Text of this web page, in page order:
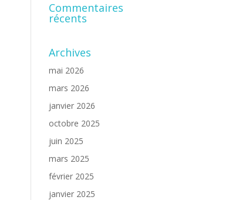
Commentaires
récents
Archives
mai 2026
mars 2026
janvier 2026
octobre 2025
juin 2025
mars 2025
février 2025
janvier 2025